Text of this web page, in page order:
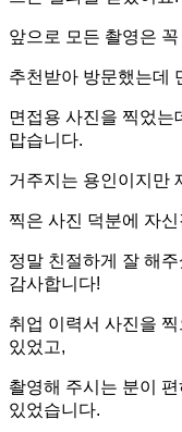
앞으로 모든 촬영은
추천받아 방문했는데
면접용 사진을 찍었는
맙습니다.
거주지는 용인이지만
찍은 사진 덕분에 자
정말 친절하게 잘 해
감사합니다!
취업 이력서 사진을
있었고,
촬영해 주시는 분이
있었습니다.